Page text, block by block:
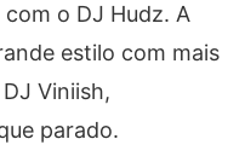
o DJ Hudz. A
estilo com mais
Viniish,
parado.